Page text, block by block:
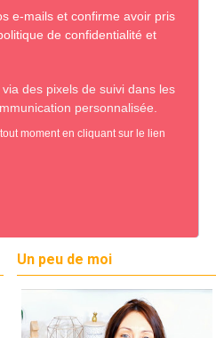
Un peu de moi